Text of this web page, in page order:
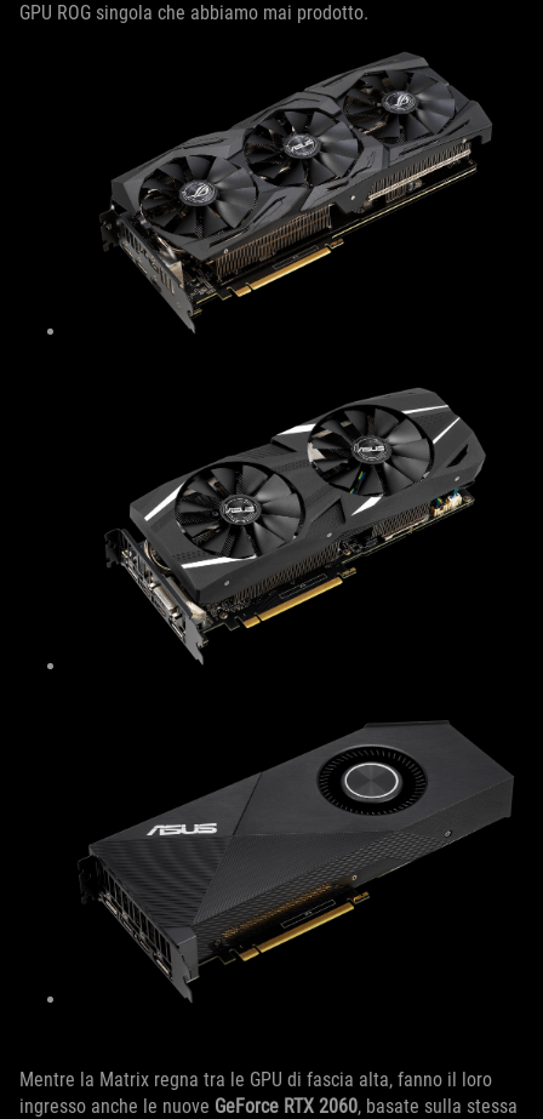
GPU ROG singola che abbiamo mai prodotto.
Mentre la Matrix regna tra le GPU di fascia alta, fanno il loro
ingresso anche le nuove GeForce RTX 2060, basate sulla stessa